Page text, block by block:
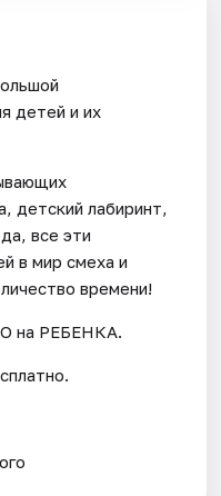
детей и их
детский лабиринт,
все эти
в мир смеха и
времени!
на РЕБЕНКА.